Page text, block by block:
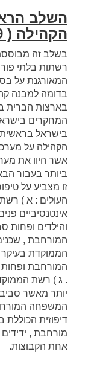
השלב
הקהילה ( 1992-1989 )
בשלב זה
רשתות בלתי
המאורגנת על
בדומה למבנה
המחקרים
הקהילה על
אשר היוו את
ביותר בעבור
זו מצביע על
העולים : א )
אינטנסיביים
והילדים ופחות
המורחבת ,
הממוקדת
המורחבת ופחות
. ג ) רשת
יותר מאשר
המשפחה
דיפוזית
מורחבת ,
אחת הקבוצות.